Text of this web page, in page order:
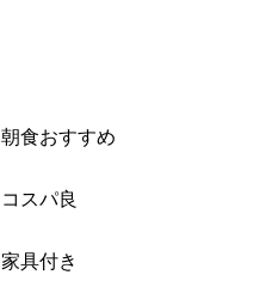
朝食おすすめ
コスパ良
家具付き